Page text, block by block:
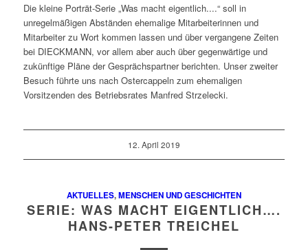
Die kleine Porträt-Serie „Was macht eigentlich....“ soll in
unregelmäßigen Abständen ehemalige Mitarbeiterinnen und
Mitarbeiter zu Wort kommen lassen und über vergangene Zeiten
bei DIECKMANN, vor allem aber auch über gegenwärtige und
zukünftige Pläne der Gesprächspartner berichten. Unser zweiter
Besuch führte uns nach Ostercappeln zum ehemaligen
Vorsitzenden des Betriebsrates Manfred Strzelecki.
12. April 2019
AKTUELLES,MENSCHEN UND GESCHICHTEN
SERIE: WAS MACHT EIGENTLICH….
HANS-PETER TREICHEL